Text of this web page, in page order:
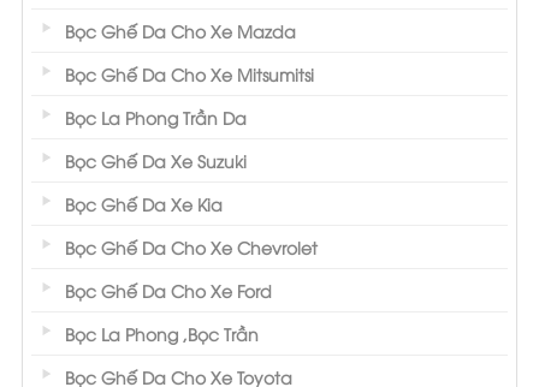
Bọc Ghế Da Cho Xe Mazda
Bọc Ghế Da Cho Xe Mitsumitsi
Bọc La Phong Trần Da
Bọc Ghế Da Xe Suzuki
Bọc Ghế Da Xe Kia
Bọc Ghế Da Cho Xe Chevrolet
Bọc Ghế Da Cho Xe Ford
Bọc La Phong ,Bọc Trần
Bọc Ghế Da Cho Xe Toyota